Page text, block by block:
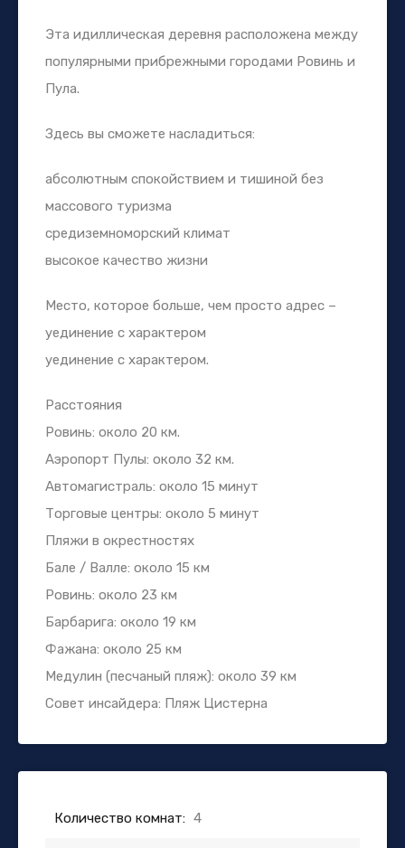
Эта идиллическая деревня расположена между
популярными прибрежными городами Ровинь и
Пула.
Здесь вы сможете насладиться:
абсолютным спокойствием и тишиной без
массового туризма
средиземноморский климат
высокое качество жизни
Место, которое больше, чем просто адрес –
уединение с характером
уединение с характером.
Расстояния
Ровинь: около 20 км.
Аэропорт Пулы: около 32 км.
Автомагистраль: около 15 минут
Торговые центры: около 5 минут
Пляжи в окрестностях
Бале / Валле: около 15 км
Ровинь: около 23 км
Барбарига: около 19 км
Фажана: около 25 км
Медулин (песчаный пляж): около 39 км
Совет инсайдера: Пляж Цистерна
Количество комнат: 4